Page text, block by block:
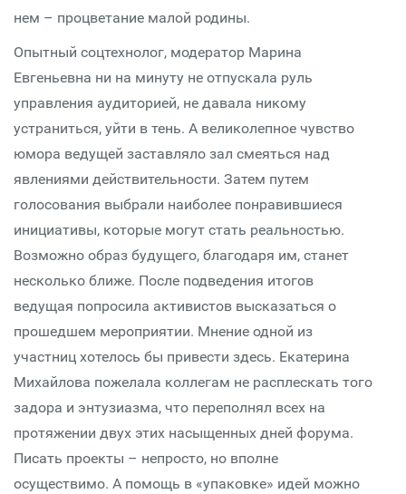
нем – процветание малой родины.
Опытный соцтехнолог, модератор Марина
Евгеньевна ни на минуту не отпускала руль
управления аудиторией, не давала никому
устраниться, уйти в тень. А великолепное чувство
юмора ведущей заставляло зал смеяться над
явлениями действительности. Затем путем
голосования выбрали наиболее понравившиеся
инициативы, которые могут стать реальностью.
Возможно образ будущего, благодаря им, станет
несколько ближе. После подведения итогов
ведущая попросила активистов высказаться о
прошедшем мероприятии. Мнение одной из
участниц хотелось бы привести здесь. Екатерина
Михайлова пожелала коллегам не расплескать того
задора и энтузиазма, что переполнял всех на
протяжении двух этих насыщенных дней форума.
Писать проекты – непросто, но вполне
осуществимо. А помощь в «упаковке» идей можно